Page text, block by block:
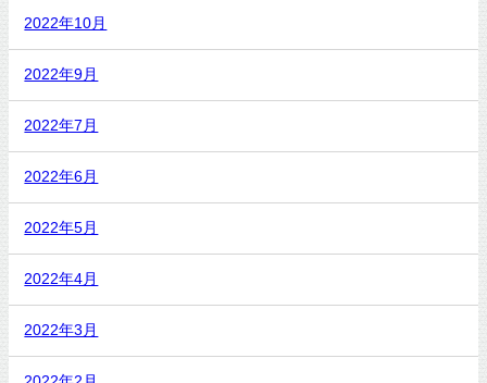
2022年10月
2022年9月
2022年7月
2022年6月
2022年5月
2022年4月
2022年3月